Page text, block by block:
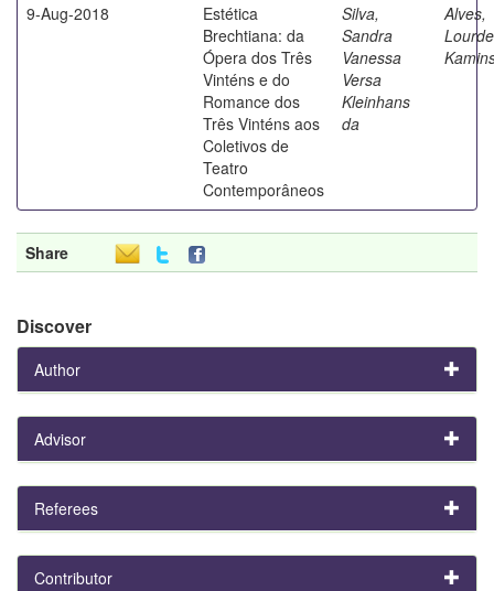
9-Aug-2018
Estética
Brechtiana: da
Ópera dos Três
Vinténs e do
Romance dos
Três Vinténs aos
Coletivos de
Teatro
Contemporâneos
Silva,
Sandra
Vanessa
Versa
Kleinhans
da
Alves,
Share
Discover
Author
Advisor
Referees
Contributor